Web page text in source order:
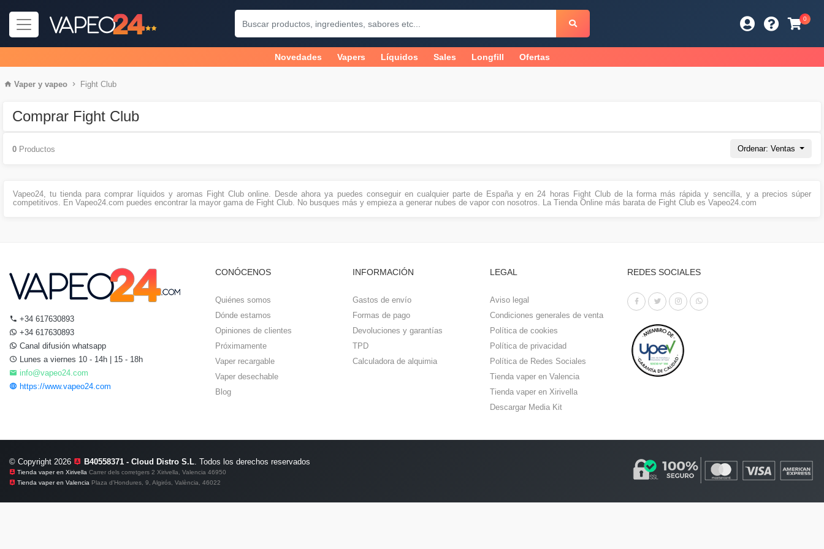
0
Novedades Vapers Líquidos Sales Longfill Ofertas
Vaper y vapeo Fight Club
Comprar Fight Club
Ordenar: Ventas
0 Productos
Vapeo24, tu tienda para comprar líquidos y aromas Fight Club online. Desde ahora ya puedes conseguir en cualquier parte de España y en 24 horas Fight Club de la forma más rápida y sencilla, y a precios súper
competitivos. En Vapeo24.com puedes encontrar la mayor gama de Fight Club. No busques más y empieza a generar nubes de vapor con nosotros. La Tienda Online más barata de Fight Club es Vapeo24.com
+34 617630893
+34 617630893
Canal difusión whatsapp
Lunes a viernes 10 - 14h | 15 - 18h
info@vapeo24.com
https://www.vapeo24.com
CONÓCENOS
Quiénes somos
Dónde estamos
Opiniones de clientes
Próximamente
Vaper recargable
Vaper desechable
Blog
INFORMACIÓN
Gastos de envío
Formas de pago
Devoluciones y garantías
TPD
Calculadora de alquimia
LEGAL
Aviso legal
Condiciones generales de venta
Política de cookies
Política de privacidad
Política de Redes Sociales
Tienda vaper en Valencia
Tienda vaper en Xirivella
Descargar Media Kit
REDES SOCIALES
© Copyright 2026 B40558371 - Cloud Distro S.L. Todos los derechos reservados
Tienda vaper en Xirivella Carrer dels corretgers 2 Xirivella, Valencia 46950
Tienda vaper en Valencia Plaza d'Hondures, 9, Algirós, València, 46022